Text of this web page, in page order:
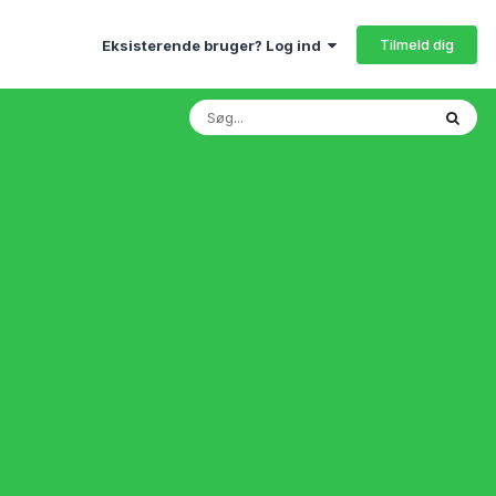
Eksisterende bruger? Log ind Tilmeld dig